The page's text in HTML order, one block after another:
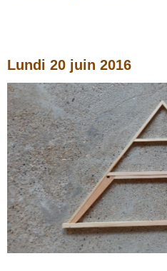
Lundi 20 juin 2016